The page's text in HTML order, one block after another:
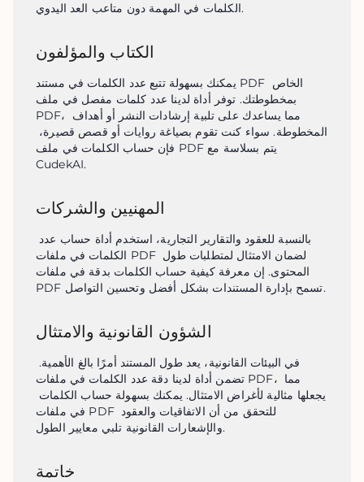
الكلمات في المهمة دون متاعب العد اليدوي.
الكتاب والمؤلفون
يمكنك بسهولة تتبع عدد الكلمات في مستند PDF الخاص
بمخطوطتك. توفر أداة لدينا عدد كلمات مفصل في ملف
PDF، مما يساعدك على تلبية إرشادات النشر أو أهداف
فإن حساب الكلمات في ملف PDF يتم بسلاسة مع
CudekAI.
المهنيين والشركات
بالنسبة للعقود والتقارير التجارية، استخدم أداة حساب عدد
الكلمات في ملفات PDF لضمان الامتثال لمتطلبات طول
المحتوى. إن معرفة كيفية حساب الكلمات بدقة في ملفات
PDF تسمح بإدارة المستندات بشكل أفضل وتحسين التواصل.
الشؤون القانونية والامتثال
في البيئات القانونية، يعد طول المستند أمرًا بالغ الأهمية.
تضمن أداة لدينا دقة عدد الكلمات في ملفات PDF، مما
في ملفات PDF للتحقق من أن الاتفاقيات والعقود
والإشعارات القانونية تلبي معايير الطول.
خاتمة